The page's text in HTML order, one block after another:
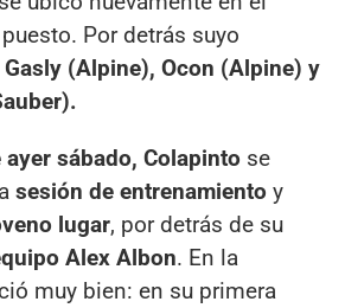
Por detrás suyo
Gasly (Alpine), Ocon (Alpine) y
ayer sábado, Colapinto se
sesión de entrenamiento y
lugar, por detrás de su
Alex Albon. En la
muy bien: en su primera